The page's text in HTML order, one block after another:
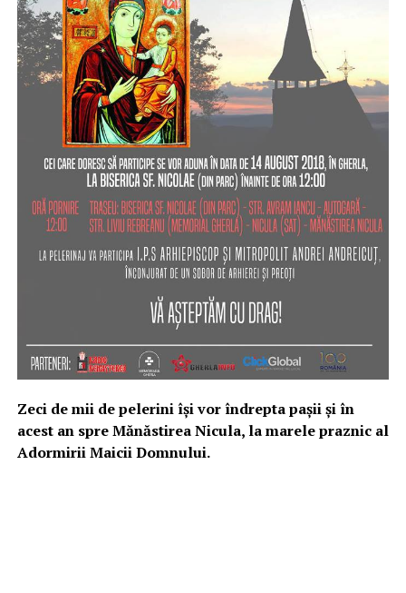
Zeci de mii de pelerini își vor îndrepta pașii și în
acest an spre Mănăstirea Nicula, la marele praznic al
Adormirii Maicii Domnului.